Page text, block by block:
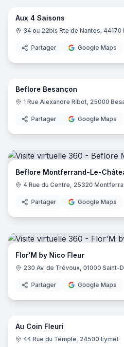
Aux 4 Saisons
34 ou 22bis Rte de Nantes, 44170
Partager Google Maps
Beflore Besançon
1 Rue Alexandre Ribot, 25000
Partager Google Maps
Beflore Montferrand-Le-
4 Rue du Centre, 25320
Partager Google Maps
Flor'M by Nico Fleur
230 Av. de Trévoux, 01000 Saint-
Partager Google Maps
Au Coin Fleuri
44 Rue du Temple, 24500 Eymet